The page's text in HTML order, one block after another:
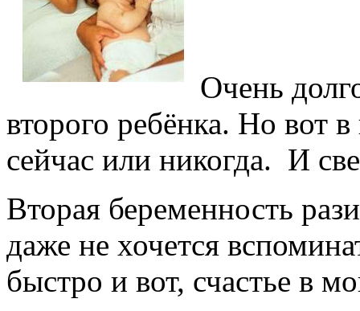
Очень
второго ребёнка. Но вот
сейчас или никогда. И
Вторая беременность
даже не хочется
быстро и вот, счастье в